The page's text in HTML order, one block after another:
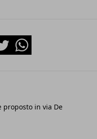
Whatsapp
in via De